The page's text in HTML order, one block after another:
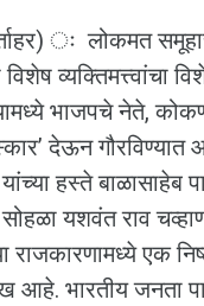
ः लोकमत
व्यक्तिमत्त्वांचा
भाजपचे नेते, कोकण
देऊन
यांच्या हस्ते
सोहळा यशवंत राव
राजकारणामध्ये एक
भारतीय जनता